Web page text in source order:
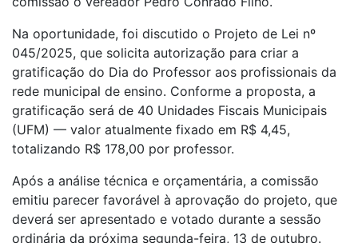
Na oportunidade, foi discutido o Projeto de Lei nº
045/2025, que solicita autorização para criar a
gratificação do Dia do Professor aos profissionais da
rede municipal de ensino. Conforme a proposta, a
gratificação será de 40 Unidades Fiscais Municipais
(UFM) — valor atualmente fixado em R$ 4,45,
totalizando R$ 178,00 por professor.
Após a análise técnica e orçamentária, a comissão
emitiu parecer favorável à aprovação do projeto, que
deverá ser apresentado e votado durante a sessão
ordinária da próxima segunda-feira, 13 de outubro.